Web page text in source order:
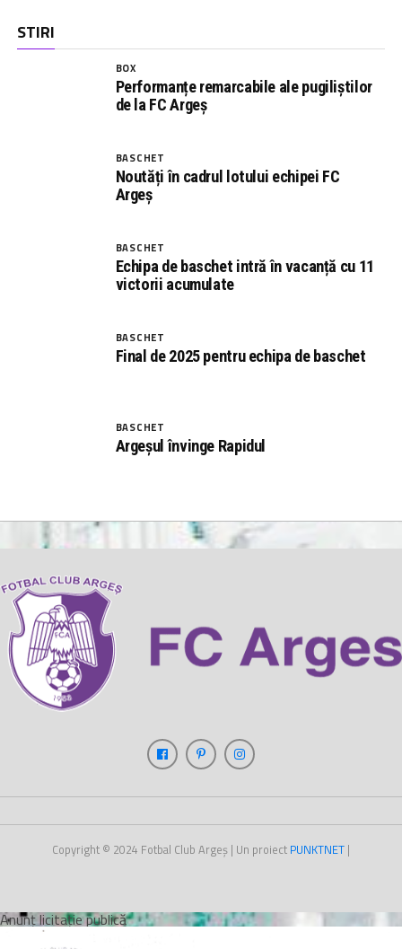
STIRI
BOX
Performanțe remarcabile ale pugiliștilor
de la FC Argeș
BASCHET
Noutăți în cadrul lotului echipei FC
Argeș
BASCHET
Echipa de baschet intră în vacanță cu 11
victorii acumulate
BASCHET
Final de 2025 pentru echipa de baschet
BASCHET
Argeșul învinge Rapidul
Copyright © 2024 Fotbal Club Argeș | Un proiect PUNKTNET |
Anunț licitație publică